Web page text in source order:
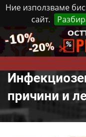
Ние използваме
сайт.
Петък, 7
причини и